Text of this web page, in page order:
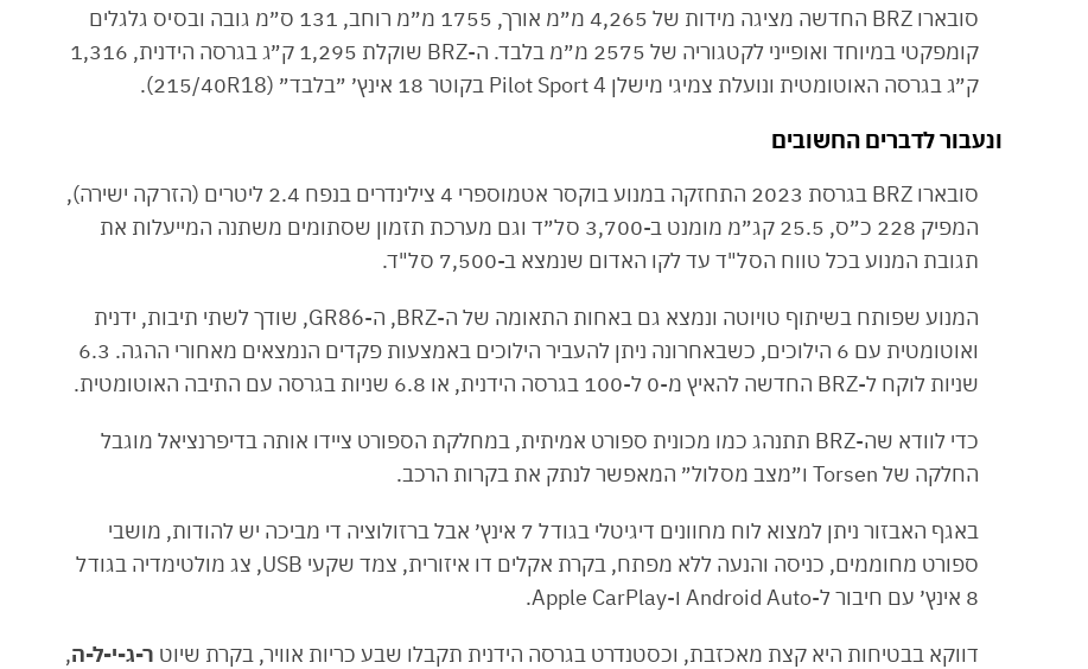
סובארו BRZ החדשה מציגה מידות של 4,265 מ״מ אורך, 1755 מ״מ רוחב, 131 ס״מ גובה ובסיס גלגלים
קומפקטי במיוחד ואופייני לקטגוריה של 2575 מ״מ בלבד. ה-BRZ שוקלת 1,295 ק״ג בגרסה הידנית, 1,316
ק״ג בגרסה האוטומטית ונועלת צמיגי מישלן Pilot Sport 4 בקוטר 18 אינץ׳ ״בלבד״ (215/40R18).
ונעבור לדברים החשובים
סובארו BRZ בגרסת 2023 התחזקה במנוע בוקסר אטמוספרי 4 צילינדרים בנפח 2.4 ליטרים (הזרקה ישירה),
המפיק 228 כ״ס, 25.5 קג״מ מומנט ב-3,700 סל״ד וגם מערכת תזמון שסתומים משתנה המייעלות את
תגובת המנוע בכל טווח הסל"ד עד לקו האדום שנמצא ב-7,500 סל"ד.
המנוע שפותח בשיתוף טויוטה ונמצא גם באחות התאומה של ה-BRZ, ה-GR86, שודך לשתי תיבות, ידנית
ואוטומטית עם 6 הילוכים, כשבאחרונה ניתן להעביר הילוכים באמצעות פקדים הנמצאים מאחורי ההגה. 6.3
שניות לוקח ל-BRZ החדשה להאיץ מ-0 ל-100 בגרסה הידנית, או 6.8 שניות בגרסה עם התיבה האוטומטית.
כדי לוודא שה-BRZ תתנהג כמו מכונית ספורט אמיתית, במחלקת הספורט ציידו אותה בדיפרנציאל מוגבל
החלקה של Torsen ו״מצב מסלול״ המאפשר לנתק את בקרות הרכב.
באגף האבזור ניתן למצוא לוח מחוונים דיגיטלי בגודל 7 אינץ׳ אבל ברזולוציה די מביכה יש להודות, מושבי
ספורט מחוממים, כניסה והנעה ללא מפתח, בקרת אקלים דו איזורית, צמד שקעי USB, צג מולטימדיה בגודל
8 אינץ׳ עם חיבור ל-Android Auto ו-Apple CarPlay.
דווקא בבטיחות היא קצת מאכזבת, וכסטנדרט בגרסה הידנית תקבלו שבע כריות אוויר, בקרת שיוט ר-ג-י-ל-ה,